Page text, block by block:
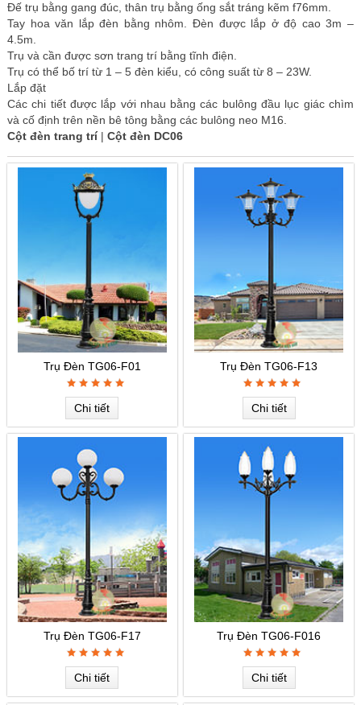
Đế trụ bằng gang đúc, thân trụ bằng ống sắt tráng kẽm f76mm.
Tay hoa văn lắp đèn bằng nhôm. Đèn được lắp ở độ cao 3m –
4.5m.
Trụ và cần được sơn trang trí bằng tĩnh điện.
Trụ có thể bố trí từ 1 – 5 đèn kiểu, có công suất từ 8 – 23W.
Lắp đặt
Các chi tiết được lắp với nhau bằng các bulông đầu lục giác chìm
và cố định trên nền bê tông bằng các bulông neo M16.
Cột đèn trang trí | Cột đèn DC06
Trụ Đèn TG06-F01
Chi tiết
Trụ Đèn TG06-F13
Chi tiết
Trụ Đèn TG06-F17
Chi tiết
Trụ Đèn TG06-F016
Chi tiết